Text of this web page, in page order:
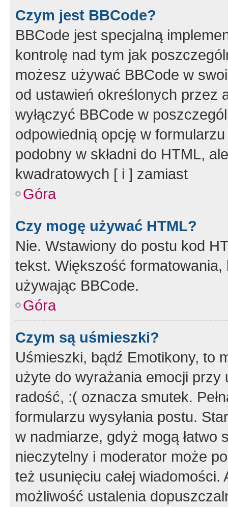
Czym jest BBCode?
BBCode jest specjalną
kontrolę nad tym jak
możesz używać BBCode w
od ustawień określonych przez
wyłączyć BBCode w
odpowiednią opcję w
podobny w składni do HTML,
kwadratowych [ i ] zamiast
Góra
Czy mogę używać HTML?
Nie. Wstawiony do postu kod
tekst. Większość
używając BBCode.
Góra
Czym są uśmieszki?
Uśmieszki, bądź Emotikony, to
użyte do wyrażania emocji
radość, :( oznacza smutek.
formularzu wysyłania postu.
w nadmiarze, gdyż mogą
nieczytelny i moderator może
też usunięciu całej
możliwość ustalenia